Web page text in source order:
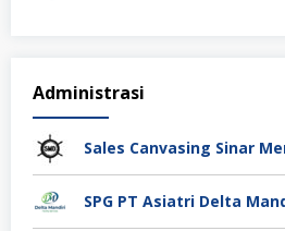
Administrasi
Sales Canvasing Sinar
SPG PT Asiatri Delta